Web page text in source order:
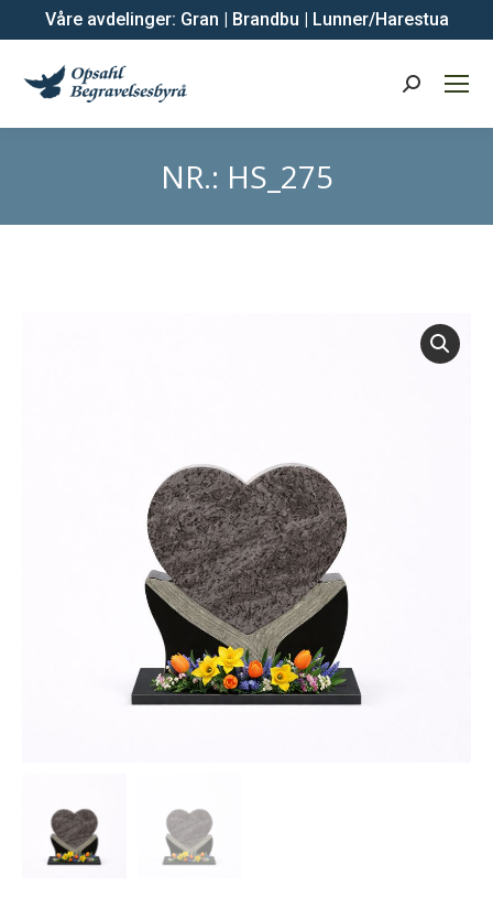
Våre avdelinger: Gran | Brandbu | Lunner/Harestua
Search:
NR.: HS_275